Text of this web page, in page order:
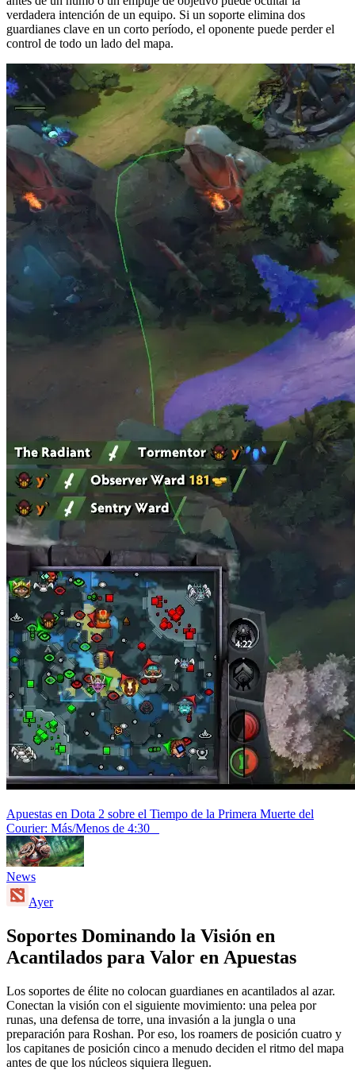
verdadera intención de un equipo. Si un soporte elimina dos
guardianes clave en un corto período, el oponente puede perder el
control de todo un lado del mapa.
Apuestas en Dota 2 sobre el Tiempo de la Primera Muerte del
Courier: Más/Menos de 4:30
News
Ayer
Soportes Dominando la Visión en
Acantilados para Valor en Apuestas
Los soportes de élite no colocan guardianes en acantilados al azar.
Conectan la visión con el siguiente movimiento: una pelea por
runas, una defensa de torre, una invasión a la jungla o una
preparación para Roshan. Por eso, los roamers de posición cuatro y
los capitanes de posición cinco a menudo deciden el ritmo del mapa
antes de que los núcleos siquiera lleguen.